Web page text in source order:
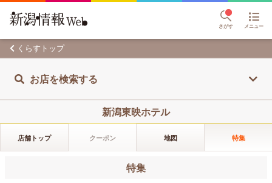
さがす メニュー
くらすトップ
お店を検索する
新潟東映ホテル
店舗トップ クーポン 地図 特集
特集